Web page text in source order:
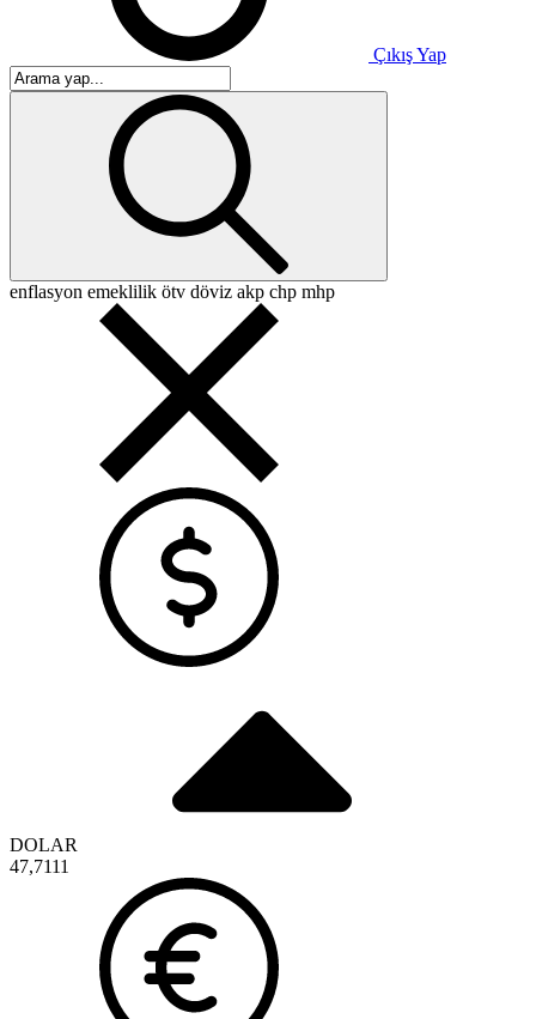
Çıkış Yap
enflasyon emeklilik ötv döviz akp chp mhp
DOLAR
47,7111